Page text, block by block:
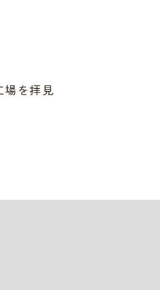
場を拝見